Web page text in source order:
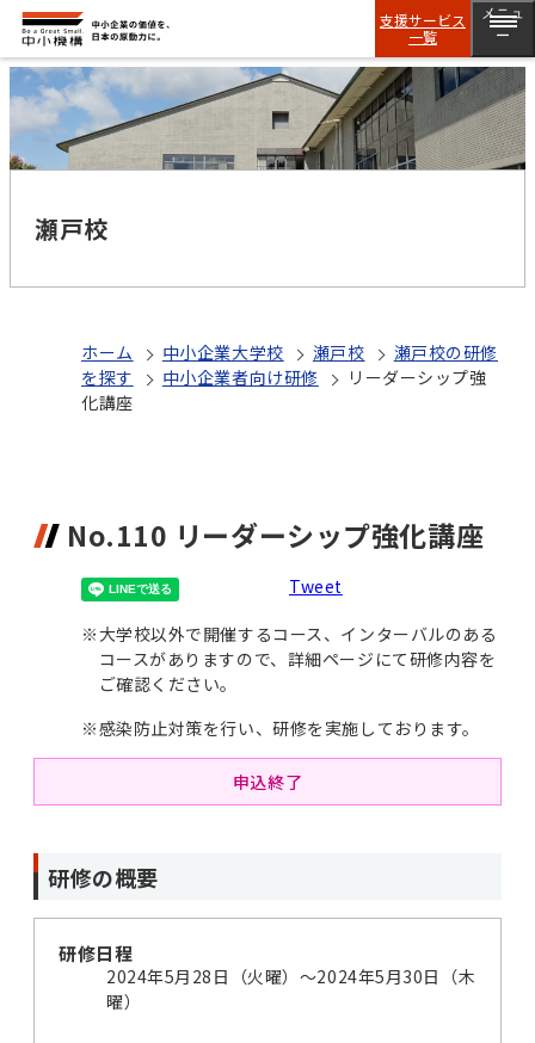
支援サービス
一覧
メニュ
ー
瀬戸校
ホーム 中小企業大学校 瀬戸校
瀬戸校の研修
を探す
中小企業者向け研修
リーダーシップ強
化講座
No.110 リーダーシップ強化講座
Tweet
※大学校以外で開催するコース、インターバルのある
コースがありますので、詳細ページにて研修内容を
ご確認ください。
※感染防止対策を行い、研修を実施しております。
申込終了
研修の概要
研修日程
2024年5月28日（火曜）〜2024年5月30日（木
曜）